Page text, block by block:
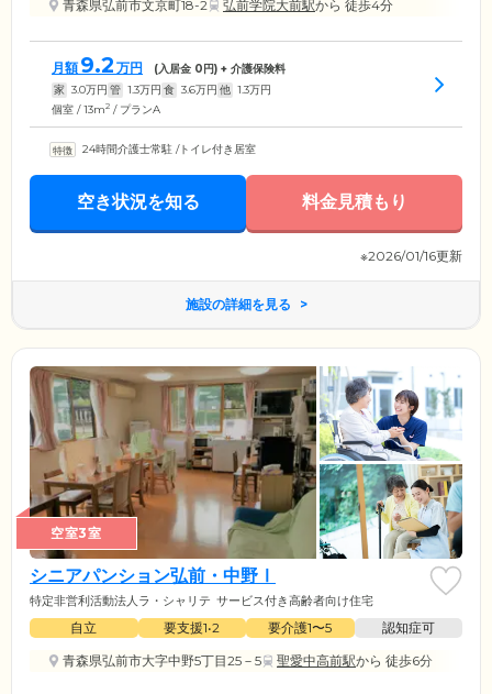
青森県弘前市文京町18-2
弘前学院大前駅から 徒歩4分
月額 9.2 万円 (入居金 0円) + 介護保険料
家 3.0万円 管 1.3万円 食 3.6万円 他 1.3万円
個室 / 13m2 / プランA
24時間介護士常駐 /トイレ付き居室
空き状況を知る 料金見積もり
※2026/01/16更新
施設の詳細を見る
空室3室
シニアパンション弘前・中野Ⅰ
特定非営利活動法人ラ・シャリテ サービス付き高齢者向け住宅
自立 要支援1•2 要介護1〜5
認知症可
青森県弘前市大字中野5丁目25－5
聖愛中高前駅から 徒歩6分